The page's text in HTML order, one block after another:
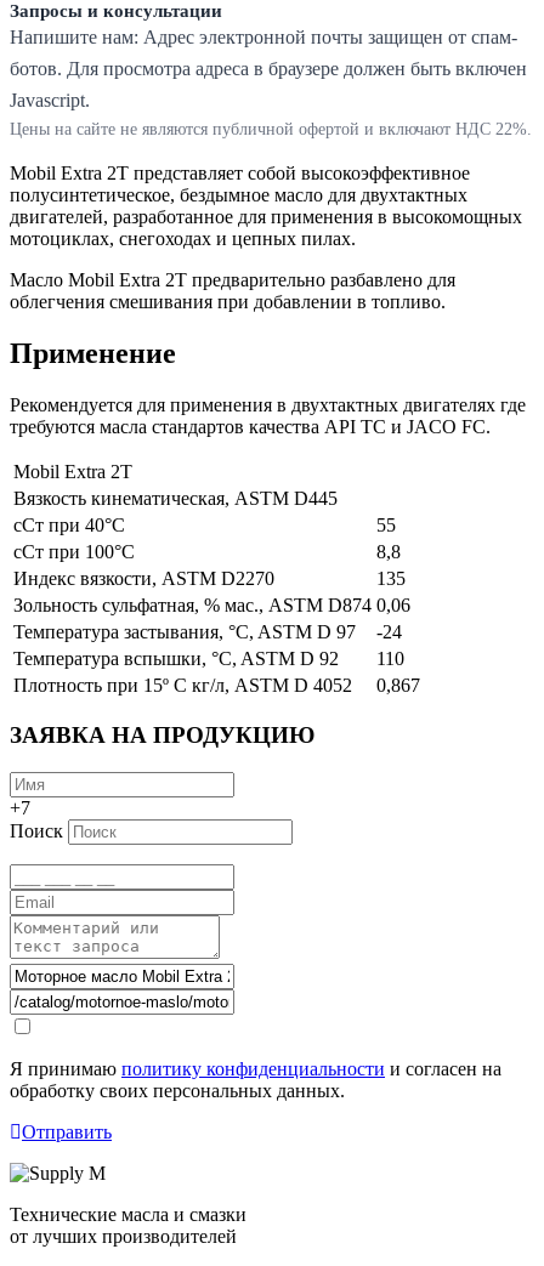
Запросы и консультации
Напишите нам: Адрес электронной почты защищен от спам-
ботов. Для просмотра адреса в браузере должен быть включен
Javascript.
Цены на сайте не являются публичной офертой и включают НДС 22%.
Mobil Extra 2T представляет собой высокоэффективное
полусинтетическое, бездымное масло для двухтактных
двигателей, разработанное для применения в высокомощных
мотоциклах, снегоходах и цепных пилах.
Масло Mobil Extra 2T предварительно разбавлено для
облегчения смешивания при добавлении в топливо.
Применение
Рекомендуется для применения в двухтактных двигателях где
требуются масла стандартов качества API TC и JACO FC.
Mobil Extra 2T
Вязкость кинематическая, ASTM D445
сСт при 40°C
55
сСт при 100°C
8,8
Индекс вязкости, ASTM D2270
135
Зольность сульфатная, % мас., ASTM D874 0,06
Температура застывания, °C, ASTM D 97
-24
Температура вспышки, °C, ASTM D 92
110
Плотность при 15º C кг/л, ASTM D 4052
0,867
ЗАЯВКА НА ПРОДУКЦИЮ
+7
Поиск
Я принимаю политику конфиденциальности и согласен на
обработку своих персональных данных.
Отправить
Технические масла и смазки
от лучших производителей